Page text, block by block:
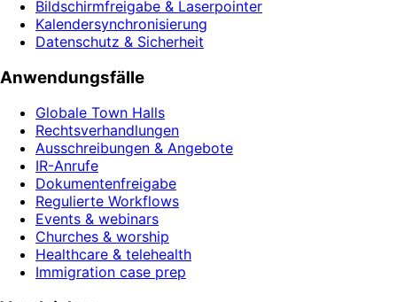
Bildschirmfreigabe & Laserpointer
Kalendersynchronisierung
Datenschutz & Sicherheit
Anwendungsfälle
Globale Town Halls
Rechtsverhandlungen
Ausschreibungen & Angebote
IR-Anrufe
Dokumentenfreigabe
Regulierte Workflows
Events & webinars
Churches & worship
Healthcare & telehealth
Immigration case prep